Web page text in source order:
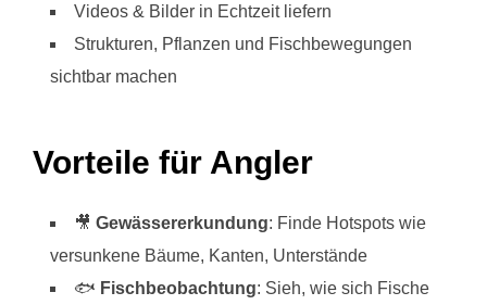
Videos & Bilder in Echtzeit liefern
Strukturen, Pflanzen und Fischbewegungen
sichtbar machen
Vorteile für Angler
🎥 Gewässererkundung: Finde Hotspots wie
versunkene Bäume, Kanten, Unterstände
🐟 Fischbeobachtung: Sieh, wie sich Fische